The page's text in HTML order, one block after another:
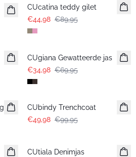
CUcatina teddy gilet
€44,98 €89,95
CUgiana Gewatteerde jas
€34,98 €69,95
-50%
CUbindy Trenchcoat
€49,98 €99,95
CUtiala Denimjas